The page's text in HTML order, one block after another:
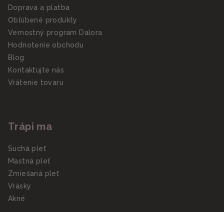
Doprava a platba
Obľúbené produkty
Vernostný program Dalora
Hodnotenie obchodu
Blog
Kontaktujte nás
Vrátenie tovaru
Trápi ma
Suchá pleť
Mastná pleť
Zmiešaná pleť
Vrásky
Akné